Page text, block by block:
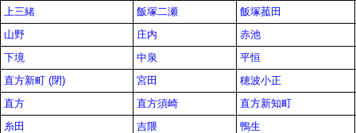
上三緒
飯塚二瀬
飯塚菰田
山野
庄内
赤池
下境
中泉
平恒
直方新町 (閉)
宮田
穂波小正
直方
直方須崎
直方新知町
糸田
吉隈 鴨生